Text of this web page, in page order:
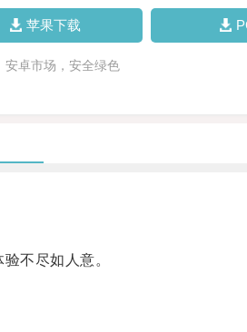
苹果下载
安卓市场，安全绿色
不尽如人意。